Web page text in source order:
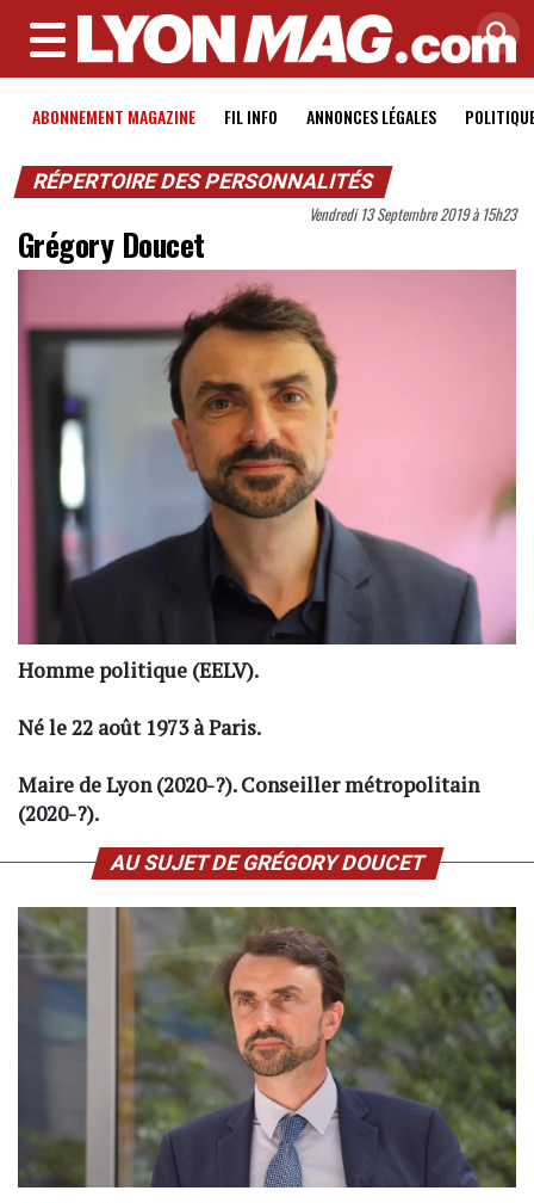
MENU
ABONNEMENT MAGAZINE FIL INFO ANNONCES LÉGALES
RÉPERTOIRE DES PERSONNALITÉS
Vendredi 13 Septembre 2019 à 15h23
Grégory Doucet
Homme politique (EELV).
Né le 22 août 1973 à Paris.
Maire de Lyon (2020-?). Conseiller métropolitain
(2020-?).
AU SUJET DE GRÉGORY DOUCET